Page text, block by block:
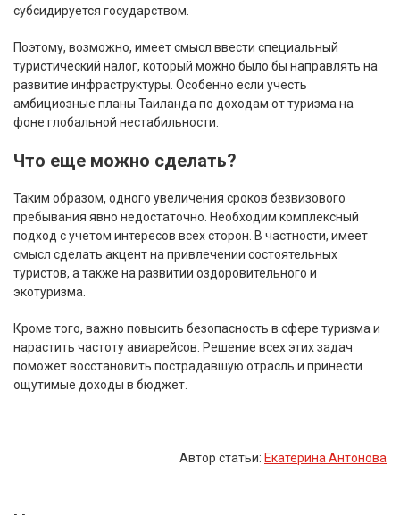
субсидируется государством.
Поэтому, возможно, имеет смысл ввести специальный
туристический налог, который можно было бы направлять на
развитие инфраструктуры. Особенно если учесть
амбициозные планы Таиланда по доходам от туризма на
фоне глобальной нестабильности.
Что еще можно сделать?
Таким образом, одного увеличения сроков безвизового
пребывания явно недостаточно. Необходим комплексный
подход с учетом интересов всех сторон. В частности, имеет
смысл сделать акцент на привлечении состоятельных
туристов, а также на развитии оздоровительного и
экотуризма.
Кроме того, важно повысить безопасность в сфере туризма и
нарастить частоту авиарейсов. Решение всех этих задач
поможет восстановить пострадавшую отрасль и принести
ощутимые доходы в бюджет.
Автор статьи: Екатерина Антонова